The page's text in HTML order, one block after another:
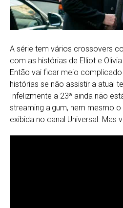
A série tem vários crossovers
com as histórias de Elliot e
Então vai ficar meio
histórias se não assistir a atual
Infelizmente a 23ª ainda não
streaming algum, nem mesmo o
exibida no canal Universal. Mas